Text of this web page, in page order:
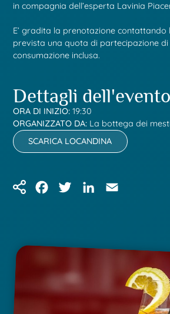
in compagnia dell’esperta Lavinia
E’ gradita la prenotazione contattando
prevista una quota di partecipazione di
consumazione inclusa.
Dettagli dell'evento
ORA DI INIZIO: 19:30
ORGANIZZATO DA: La bottega dei
SCARICA LOCANDINA
FacebookTwitter LinkedIn Email